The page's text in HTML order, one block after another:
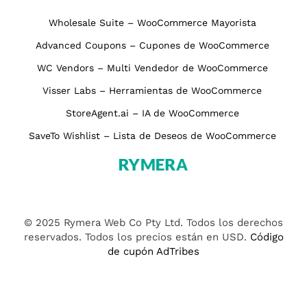
Wholesale Suite – WooCommerce Mayorista
Advanced Coupons – Cupones de WooCommerce
WC Vendors – Multi Vendedor de WooCommerce
Visser Labs – Herramientas de WooCommerce
StoreAgent.ai – IA de WooCommerce
SaveTo Wishlist – Lista de Deseos de WooCommerce
© 2025 Rymera Web Co Pty Ltd. Todos los derechos
reservados. Todos los precios están en USD. Código
de cupón AdTribes